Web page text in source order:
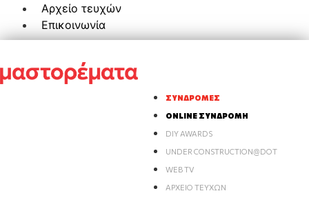
Αρχείο τευχών
Επικοινωνία
ΣΥΝΔΡΟΜΈΣ
ONLINE ΣΥΝΔΡΟΜΉ
DIY AWARDS
UNDER CONSTRUCTION@DOT
WEB TV
ΑΡΧΕΊΟ ΤΕΥΧΏΝ